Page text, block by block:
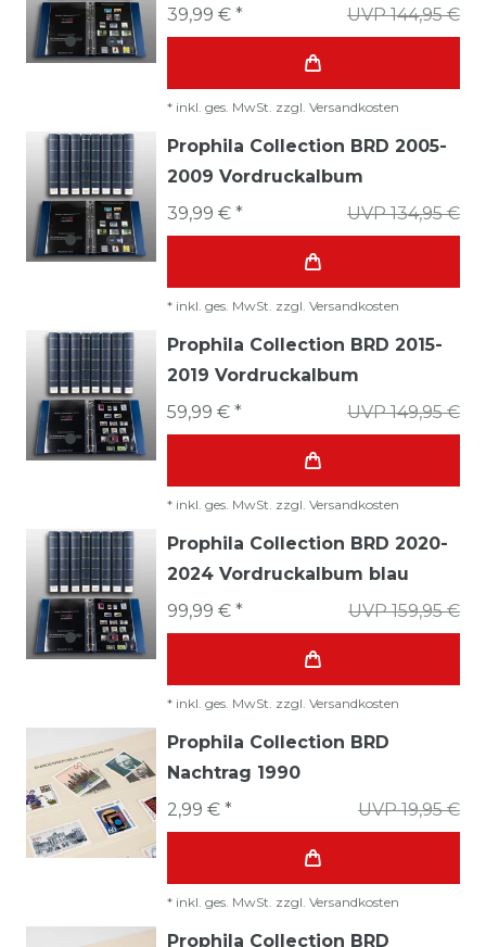
UVP 144,95 €
39,99 € *
* inkl. ges. MwSt. zzgl. Versandkosten
Prophila Collection BRD 2005-
2009 Vordruckalbum
UVP 134,95 €
39,99 € *
* inkl. ges. MwSt. zzgl. Versandkosten
Prophila Collection BRD 2015-
2019 Vordruckalbum
UVP 149,95 €
59,99 € *
* inkl. ges. MwSt. zzgl. Versandkosten
Prophila Collection BRD 2020-
2024 Vordruckalbum blau
UVP 159,95 €
99,99 € *
* inkl. ges. MwSt. zzgl. Versandkosten
Prophila Collection BRD
Nachtrag 1990
UVP 19,95 €
2,99 € *
* inkl. ges. MwSt. zzgl. Versandkosten
Prophila Collection BRD